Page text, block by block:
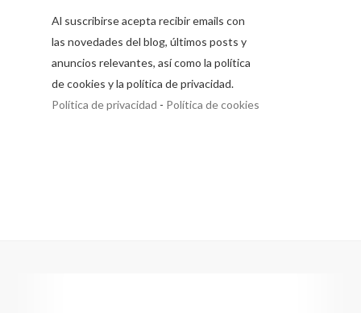
Al suscribirse acepta recibir emails con
las novedades del blog, últimos posts y
anuncios relevantes, así como la política
de cookies y la política de privacidad.
Política de privacidad - Política de cookies